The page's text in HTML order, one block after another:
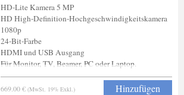
HD-Lite Kamera 5 MP
HD High-Definition-Hochgeschwindigkeitskamera
1080p
24-Bit-Farbe
HDMI und USB Ausgang
Für Monitor, TV, Beamer, PC oder Laptop.
Inkl. HDMI-Kabel, Maus und SD Karte
669.00 € (MwSt. 19% Exkl.) Hinzufügen